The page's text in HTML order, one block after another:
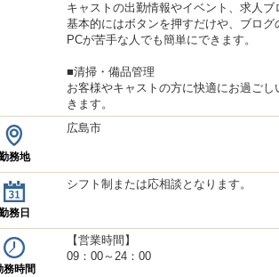
キャストの出勤情報やイベント、求人ブ
基本的にはボタンを押すだけや、ブログ
PCが苦手な人でも簡単にできます。
■清掃・備品管理
お客様やキャストの方に快適にお過ご
きます。
務地
広島市
務日
シフト制または応相談となります。
務時間
【営業時間】
09：00～24：00